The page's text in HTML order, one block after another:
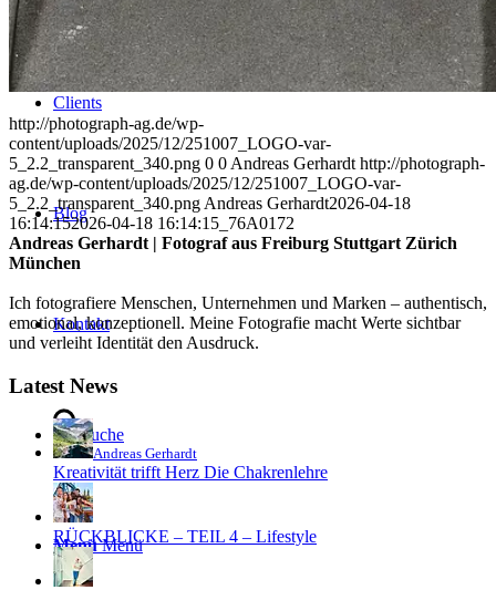
Clients
Blog
Kontakt
Suche
Menü Menü
http://photograph-ag.de/wp-
content/uploads/2025/12/251007_LOGO-var-
5_2.2_transparent_340.png 0 0 Andreas Gerhardt http://photograph-
ag.de/wp-content/uploads/2025/12/251007_LOGO-var-
5_2.2_transparent_340.png Andreas Gerhardt2026-04-18
16:14:152026-04-18 16:14:15 _76A0172
Andreas Gerhardt | Fotograf aus Freiburg Stuttgart Zürich
München
Ich fotografiere Menschen, Unternehmen und Marken – authentisch,
emotional, konzeptionell. Meine Fotografie macht Werte sichtbar
und verleiht Identität den Ausdruck.
Latest News
Andreas Gerhardt
Kreativität trifft Herz Die Chakrenlehre
RÜCKBLICKE – TEIL 4 – Lifestyle